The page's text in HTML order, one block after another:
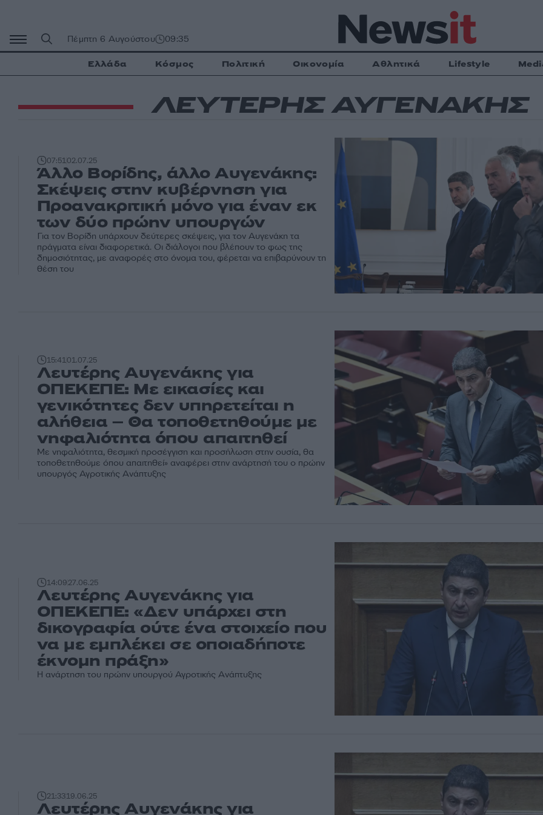
περιεχόμενο
Πέμπτη 6 Αυγούστου 09:35
Ελλάδα Κόσμος Πολιτική Οικονομία Αθλητικά Lifestyle
ΛΕΥΤΕΡΗΣ ΑΥΓΕΝΑΚΗΣ
07:5102.07.25
Άλλο Βορίδης, άλλο Αυγενάκης:
Σκέψεις στην κυβέρνηση για
Προανακριτική μόνο για έναν εκ
των δύο πρώην υπουργών
Για τον Βορίδη υπάρχουν δεύτερες σκέψεις, για τον Αυγενάκη τα
πράγματα είναι διαφορετικά. Οι διάλογοι που βλέπουν το φως της
δημοσιότητας, με αναφορές στο όνομα του, φέρεται να επιβαρύνουν τη
θέση του
15:4101.07.25
Λευτέρης Αυγενάκης για
ΟΠΕΚΕΠΕ: Με εικασίες και
γενικότητες δεν υπηρετείται η
αλήθεια – Θα τοποθετηθούμε με
νηφαλιότητα όπου απαιτηθεί
Με νηφαλιότητα, θεσμική προσέγγιση και προσήλωση στην ουσία, θα
τοποθετηθούμε όπου απαιτηθεί» αναφέρει στην ανάρτησή του ο πρώην
υπουργός Αγροτικής Ανάπτυξης
14:0927.06.25
Λευτέρης Αυγενάκης για
ΟΠΕΚΕΠΕ: «Δεν υπάρχει στη
δικογραφία ούτε ένα στοιχείο που
να με εμπλέκει σε οποιαδήποτε
έκνομη πράξη»
Η ανάρτηση του πρώην υπουργού Αγροτικής Ανάπτυξης
21:3319.06.25
Λευτέρης Αυγενάκης για